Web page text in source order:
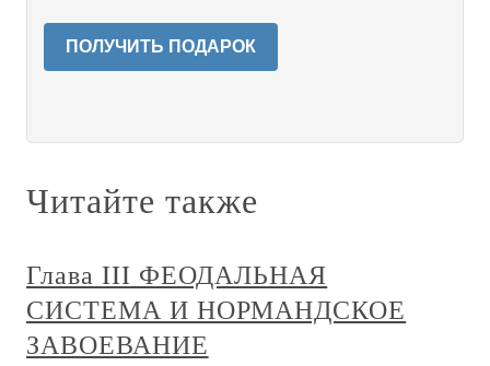
ПОЛУЧИТЬ ПОДАРОК
Читайте также
Глава III ФЕОДАЛЬНАЯ
СИСТЕМА И НОРМАНДСКОЕ
ЗАВОЕВАНИЕ